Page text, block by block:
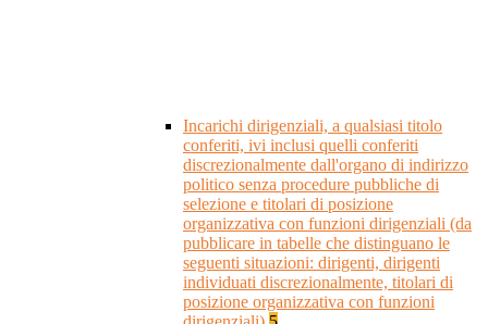
Incarichi dirigenziali, a qualsiasi titolo
conferiti, ivi inclusi quelli conferiti
discrezionalmente dall'organo di indirizzo
politico senza procedure pubbliche di
selezione e titolari di posizione
organizzativa con funzioni dirigenziali (da
pubblicare in tabelle che distinguano le
seguenti situazioni: dirigenti, dirigenti
individuati discrezionalmente, titolari di
posizione organizzativa con funzioni